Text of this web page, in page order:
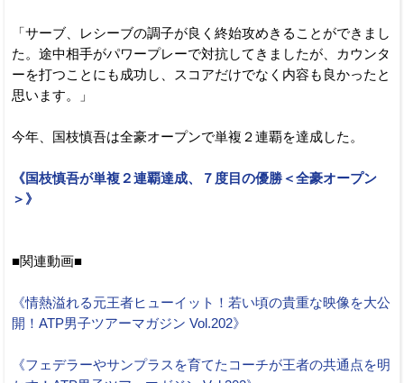
「サーブ、レシーブの調子が良く終始攻めきることができまし
た。途中相手がパワープレーで対抗してきましたが、カウンタ
ーを打つことにも成功し、スコアだけでなく内容も良かったと
思います。」
今年、国枝慎吾は全豪オープンで単複２連覇を達成した。
《国枝慎吾が単複２連覇達成、７度目の優勝＜全豪オープン
＞》
■関連動画■
《情熱溢れる元王者ヒューイット！若い頃の貴重な映像を大公
開！ATP男子ツアーマガジン Vol.202》
《フェデラーやサンプラスを育てたコーチが王者の共通点を明